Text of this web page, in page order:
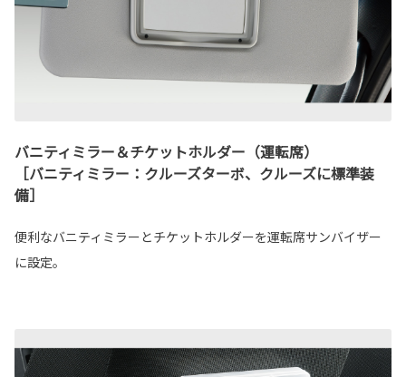
バニティミラー＆チケットホルダー（運転席）
［バニティミラー：クルーズターボ、クルーズに標準装
備］
便利なバニティミラーとチケットホルダーを運転席サンバイザー
に設定。